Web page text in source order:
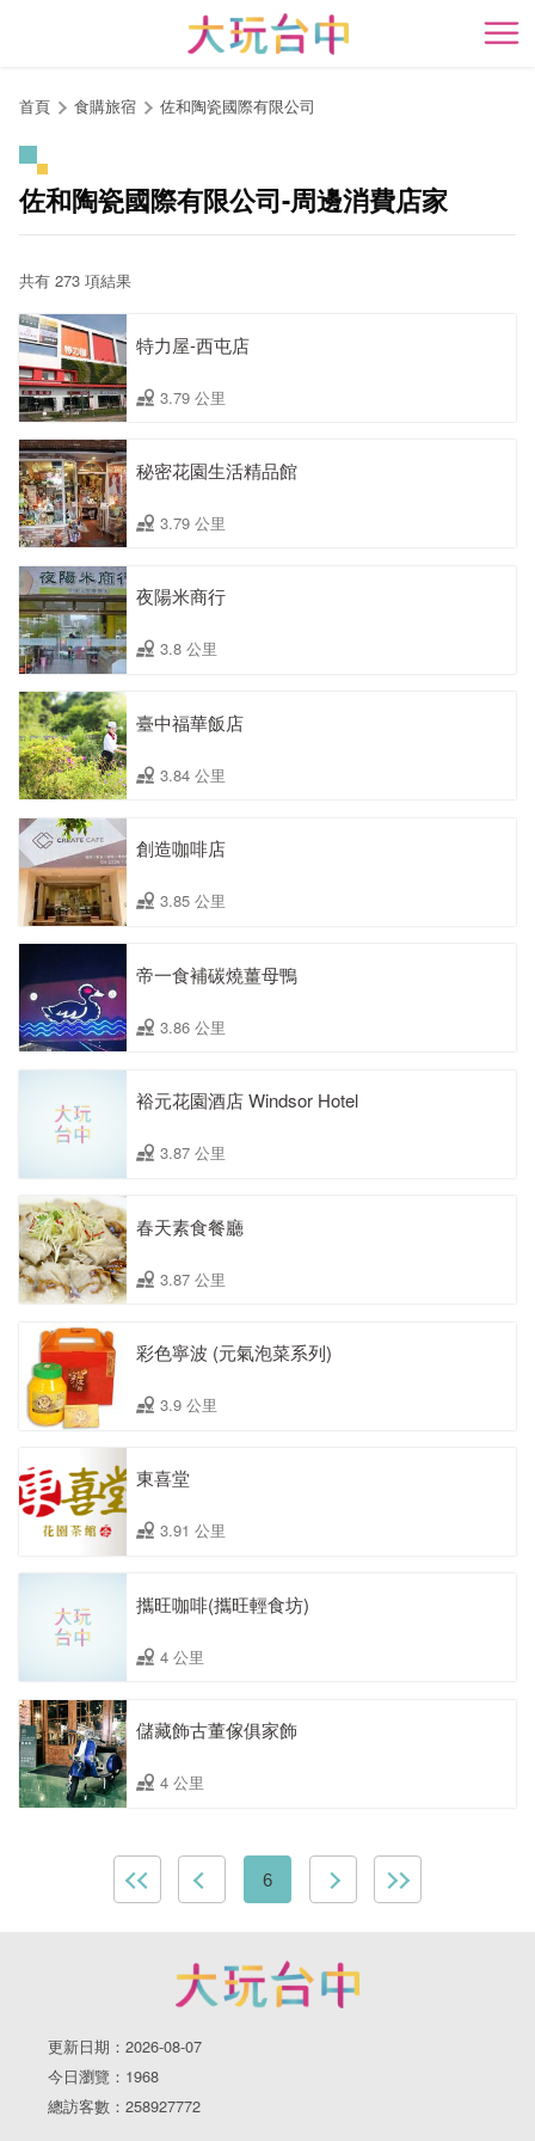
開
首頁 食購旅宿 佐和陶瓷國際有限公司
佐和陶瓷國際有限公司-周邊消費店家
共有 273 項結果
特力屋-西屯店
3.79 公里
秘密花園生活精品館
3.79 公里
夜陽米商行
3.8 公里
臺中福華飯店
3.84 公里
創造咖啡店
3.85 公里
帝一食補碳燒薑母鴨
3.86 公里
裕元花園酒店 Windsor Hotel
3.87 公里
春天素食餐廳
3.87 公里
彩色寧波 (元氣泡菜系列)
3.9 公里
東喜堂
3.91 公里
攜旺咖啡(攜旺輕食坊)
4 公里
儲藏飾古董傢俱家飾
4 公里
6
更新日期：2026-08-07
今日瀏覽：1968
總訪客數：258927772